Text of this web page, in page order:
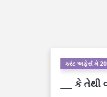
કરંટ અફેર્સ મે
___ કે